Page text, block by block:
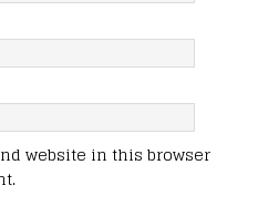
website in this browser